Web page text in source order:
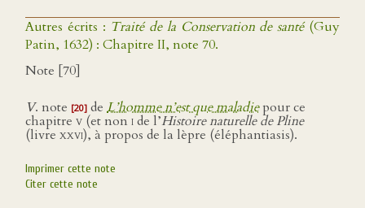
Autres écrits : Traité de la Conservation de santé(Guy
Patin, 1632) : Chapitre II, note 70.
Note [70]
V. note [20] de L’homme n’est que maladiepour ce
chapitre v (et non ide l’Histoire naturelle de Pline
(livre xxvi), à propos de la lèpre (éléphantiasis).
Imprimer cette note
Citer cette note